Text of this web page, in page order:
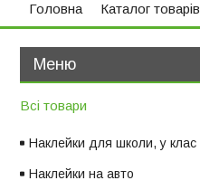
Головна Каталог товарів
Всі товари
Наклейки для школи, у клас
Наклейки на авто